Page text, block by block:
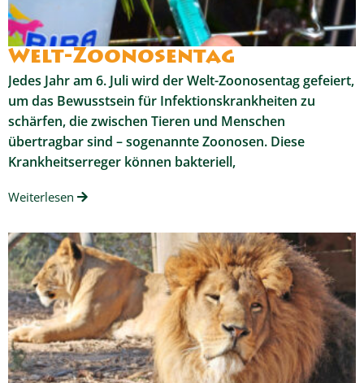
Welt-Zoonosentag
Jedes Jahr am 6. Juli wird der Welt-Zoonosentag gefeiert,
um das Bewusstsein für Infektionskrankheiten zu
schärfen, die zwischen Tieren und Menschen
übertragbar sind – sogenannte Zoonosen. Diese
Krankheitserreger können bakteriell,
Weiterlesen